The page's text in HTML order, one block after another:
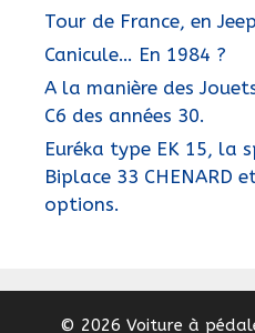
Tour de France, en
Canicule… En 1984 ?
A la manière des
C6 des années 30.
Euréka type EK 15, la
Biplace 33 CHENARD
options.
© 2026 Voiture à